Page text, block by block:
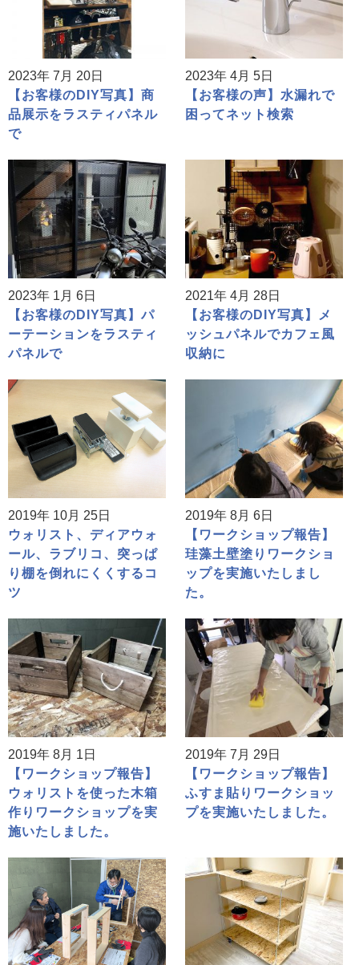
2023年 7月 20日
【お客様のDIY写真】商
品展示をラスティパネル
で
2023年 4月 5日
【お客様の声】水漏れで
困ってネット検索
2023年 1月 6日
【お客様のDIY写真】パ
ーテーションをラスティ
パネルで
2021年 4月 28日
【お客様のDIY写真】メ
ッシュパネルでカフェ風
収納に
2019年 10月 25日
ウォリスト、ディアウォ
ール、ラブリコ、突っぱ
り棚を倒れにくくするコ
ツ
2019年 8月 6日
【ワークショップ報告】
珪藻土壁塗りワークショ
ップを実施いたしまし
た。
2019年 8月 1日
【ワークショップ報告】
ウォリストを使った木箱
作りワークショップを実
施いたしました。
2019年 7月 29日
【ワークショップ報告】
ふすま貼りワークショッ
プを実施いたしました。